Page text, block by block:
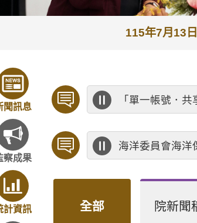
115年7月
聞訊息
察成果
計資訊
歡迎預約「臨
公務人員應廉潔
全部 院新聞